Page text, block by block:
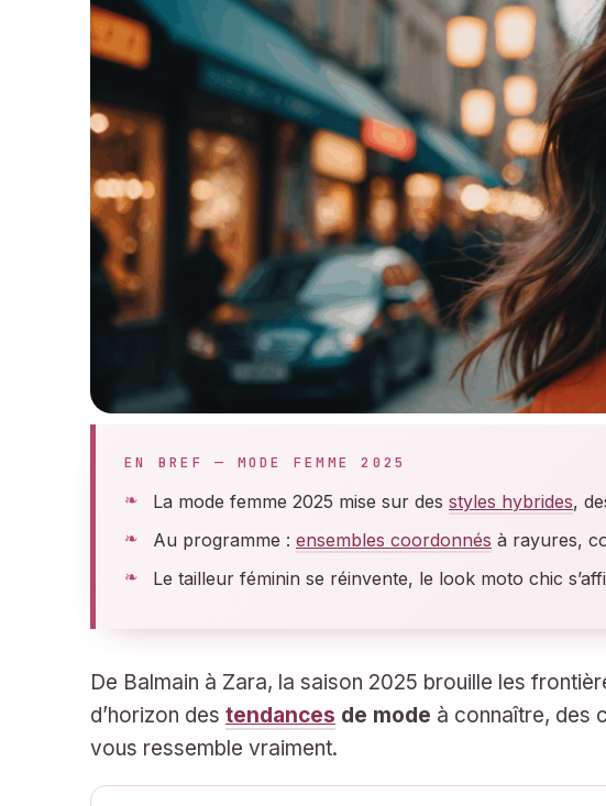
EN BREF — MODE FEMME 2025
La mode femme 2025 mise sur des styles hybrides,
Au programme : ensembles coordonnés à rayures,
Le tailleur féminin se réinvente, le look moto chic
De Balmain à Zara, la saison 2025 brouille les
d’horizon des tendances de mode à connaître, des
vous ressemble vraiment.